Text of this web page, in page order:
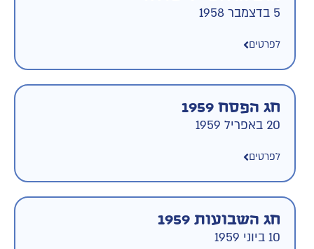
5 בדצמבר 1958
לפרטים
חג הפסח 1959
20 באפריל 1959
לפרטים
חג השבועות 1959
10 ביוני 1959